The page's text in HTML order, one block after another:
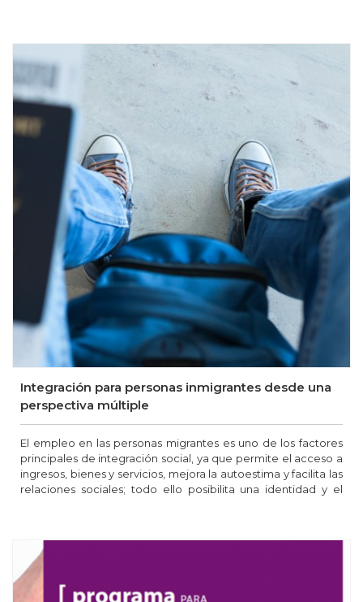
Integración para personas inmigrantes desde una
perspectiva múltiple
El empleo en las personas migrantes es uno de los factores
principales de integración social, ya que permite el acceso a
ingresos, bienes y servicios, mejora la autoestima y facilita las
relaciones sociales; todo ello posibilita una identidad y el